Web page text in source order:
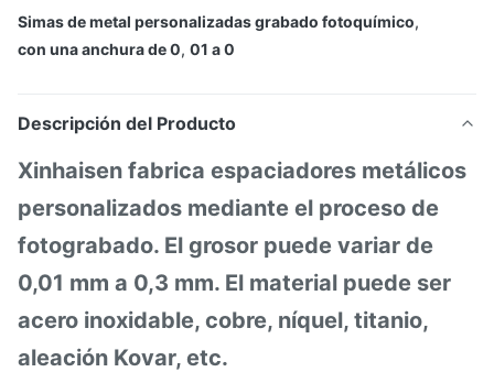
Simas de metal personalizadas grabado fotoquímico,
con una anchura de 0, 01 a 0
Descripción del Producto
Xinhaisen fabrica espaciadores metálicos
personalizados mediante el proceso de
fotograbado. El grosor puede variar de
0,01 mm a 0,3 mm. El material puede ser
acero inoxidable, cobre, níquel, titanio,
aleación Kovar, etc.